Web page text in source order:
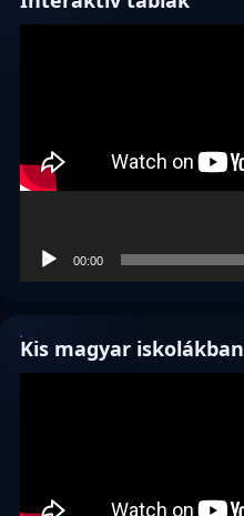
00:00
Kis magyar iskolákban